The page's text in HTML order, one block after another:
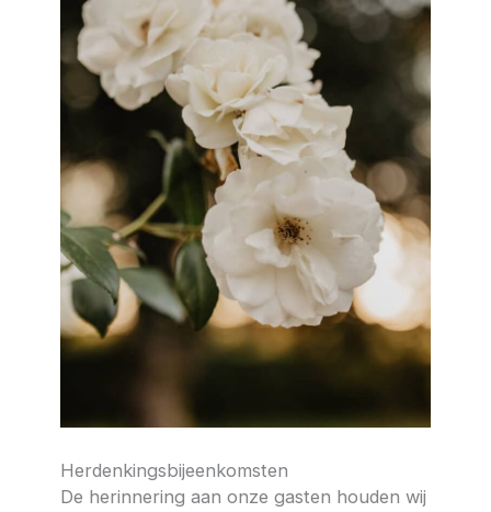
Herdenkingsbijeenkomsten
De herinnering aan onze gasten houden wij